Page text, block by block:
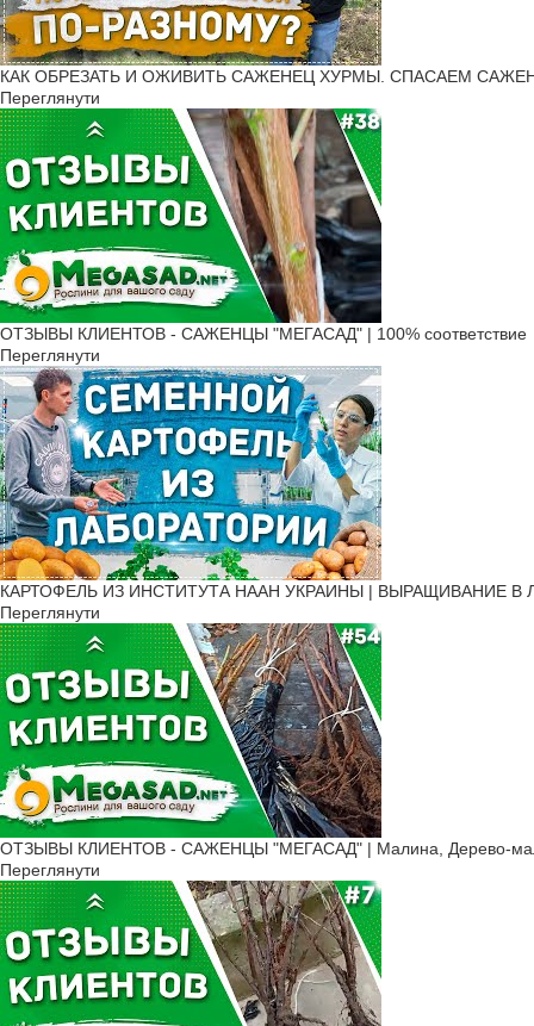
КАК ОБРЕЗАТЬ И ОЖИВИТЬ САЖЕНЕЦ ХУРМЫ. СПАСАЕМ
Переглянути
ОТЗЫВЫ КЛИЕНТОВ - САЖЕНЦЫ "МЕГАСАД" | 100% соответствие
Переглянути
КАРТОФЕЛЬ ИЗ ИНСТИТУТА НААН УКРАИНЫ | ВЫРАЩИВАНИЕ В
Переглянути
ОТЗЫВЫ КЛИЕНТОВ - САЖЕНЦЫ "МЕГАСАД" | Малина, Дерево-
Переглянути